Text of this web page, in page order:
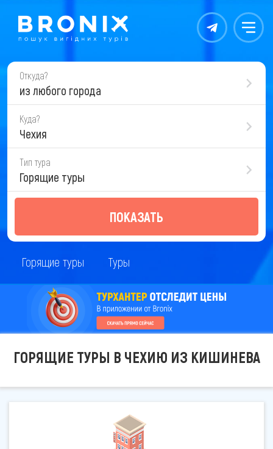
Контакты Меню
Откуда?
из любого города
Куда?
Чехия
Тип тура
Горящие туры
ПОКАЗАТЬ
Горящие туры Туры
ГОРЯЩИЕ ТУРЫ В ЧЕХИЮ ИЗ КИШИНЕВА